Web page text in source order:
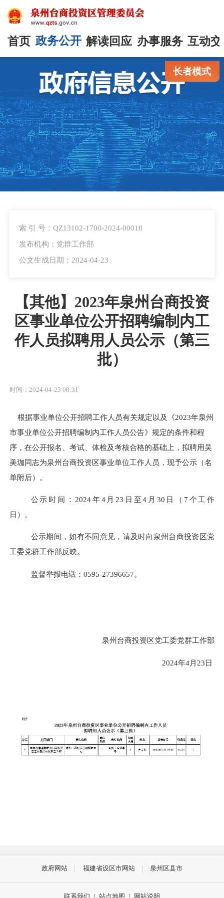
首页 政务公开 解读回应 办事服务 互动
长者模式
索 引 号：QZ13102-1700-2024-00018
发布机构：党群工作部
公文生成日期：2024-04-23
【其他】2023年泉州台商投资
区事业单位公开招聘编制内工
作人员拟聘用人员公示（第三
批）
时间：2024-04-23 08:31
根据事业单位公开招聘工作人员有关规定以及 《2023年泉州
市事业单位公开招聘编制内工作人员公告》 规定的条件和程
序 ， 在公开报名、考试、体检及考核合格的基础上， 拟聘用吴
美珈同志为泉州台商投资区事业单位工作人员，现予公示 （名
单附后）
。
公示时间： 2024年4月 23 日至4 月 30 日（ 7个工作
日）。
公示期间，如有不同意见 ，请及时向泉州台商投资区党
工委党群工作部反映。
监督举报电话： 0595-27396657。
泉州台商投资区党工委党群工作部
2024年4月23日
政府网站 福建省设区市网站 泉州区县市
联系我们 | 站点地图 | 网站说明